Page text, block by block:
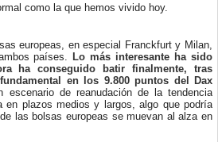
como la que hemos vivido hoy.
europeas, en especial Franckfurt y Milan,
países.
Lo más interesante ha sido
ha conseguido batir finalmente, tras
en los 9.800 puntos del Dax
escenario de reanudación de la tendencia
en plazos medios y largos, algo que podría
las bolsas europeas se muevan al alza en